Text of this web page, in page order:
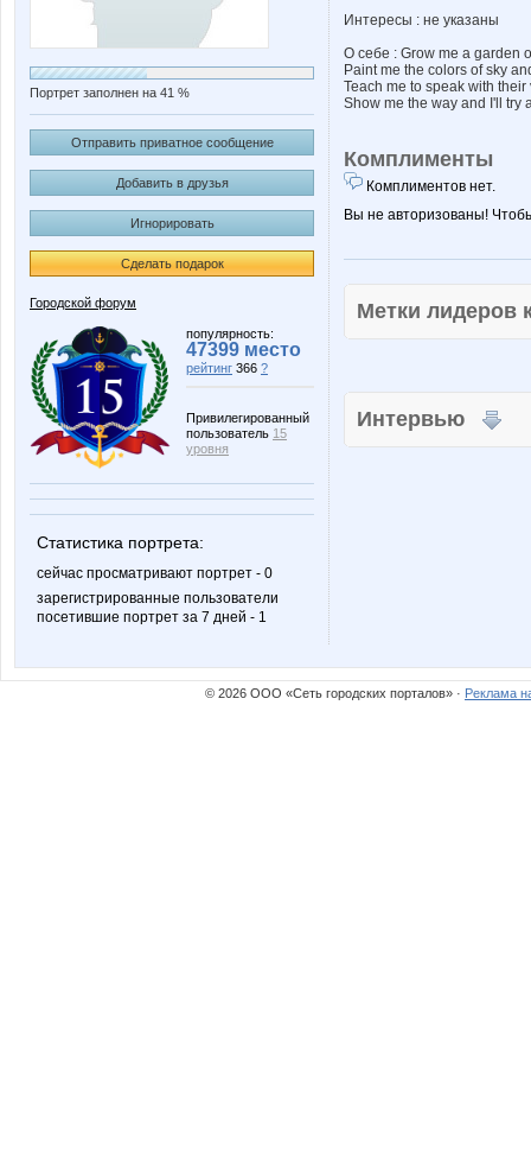
Портрет заполнен на 41 %
Отправить приватное сообщение
Добавить в друзья
Игнорировать
Сделать подарок
Городской форум
популярность:
47399 место
рейтинг 366 ?
Привилегированный
пользователь 15
уровня
Статистика портрета:
сейчас просматривают портрет - 0
зарегистрированные пользователи
посетившие портрет за 7 дней - 1
Интересы : не указаны
О себе : Grow me a garden
Paint me the colors of sky
Teach me to speak with their
Show me the way and I'll try
Комплименты
Комплиментов нет.
Вы не авторизованы!
Метки
Интервью
© 2026 ООО «Сеть городских порталов» · Реклама